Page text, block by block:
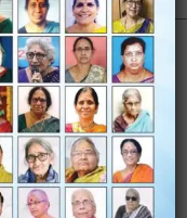
అక్షరయాన్ –
– తెలుగు